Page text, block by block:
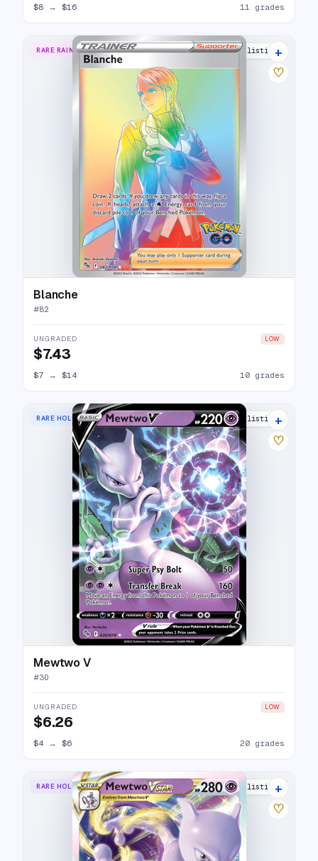
$8 → $16 11 grades
RARE RAINBOW 14 listings
+
♡
Blanche
#82
UNGRADED LOW
$7.43
$7 → $14 10 grades
RARE HOLO V 25 listings
+
♡
Mewtwo V
#30
UNGRADED LOW
$6.26
$4 → $6 20 grades
RARE HOLO VSTAR 28 listings
+
♡